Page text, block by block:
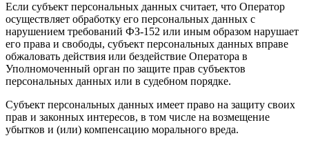
Если субъект персональных данных считает, что Оператор
осуществляет обработку его персональных данных с
нарушением требований ФЗ-152 или иным образом нарушает
его права и свободы, субъект персональных данных вправе
обжаловать действия или бездействие Оператора в
Уполномоченный орган по защите прав субъектов
персональных данных или в судебном порядке.
Субъект персональных данных имеет право на защиту своих
прав и законных интересов, в том числе на возмещение
убытков и (или) компенсацию морального вреда.